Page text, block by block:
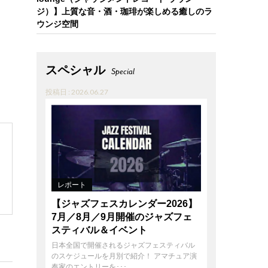
ジ）】上質な音・酒・珈琲が楽しめる癒しのラ
ウンジ空間
スペシャル Special
投稿日 : 2026.06.27
レポート
【ジャズフェスカレンダー2026】
7月／8月／9月開催のジャズフェ
スティバル＆イベント
日本全国で開催されるジャズフェスティバル
のスケジュールを月別で紹介！ アマチュア演